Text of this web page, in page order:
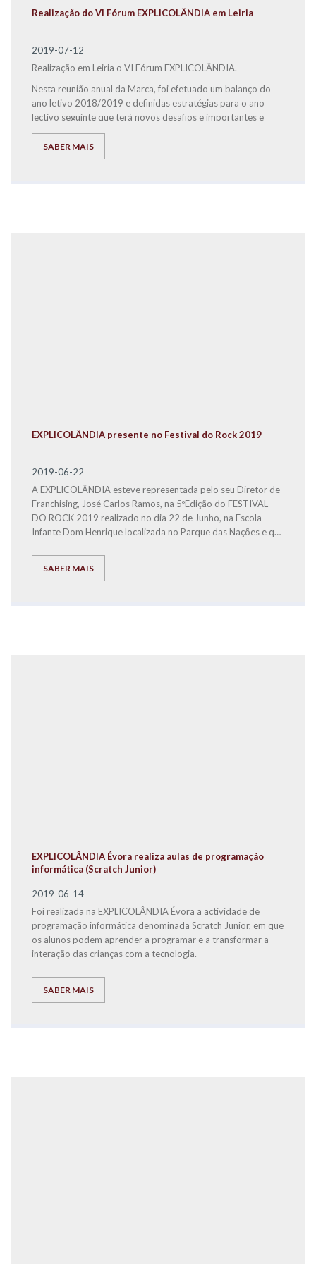
Realização do VI Fórum EXPLICOLÂNDIA em Leiria
2019-07-12
Realização em Leiria o VI Fórum EXPLICOLÂNDIA.
Nesta reunião anual da Marca, foi efetuado um balanço do
ano letivo 2018/2019 e definidas estratégias para o ano
lectivo seguinte que terá novos desafios e importantes e
inovadoras alterações estruturais e de comunicação para a
EXPLICOLÂNDIA. De salientar a elevada resiliência,
capacidade de trabalho, qualidade e ambição de todos, para
SABER MAIS
EXPLICOLÂNDIA presente no Festival do Rock 2019
2019-06-22
A EXPLICOLÂNDIA esteve representada pelo seu Diretor de
Franchising, José Carlos Ramos, na 5ºEdição do FESTIVAL
DO ROCK 2019 realizado no dia 22 de Junho, na Escola
Infante Dom Henrique localizada no Parque das Nações e que
SABER MAIS
EXPLICOLÂNDIA Évora realiza aulas de programação
informática (Scratch Junior)
2019-06-14
Foi realizada na EXPLICOLÂNDIA Évora a actividade de
programação informática denominada Scratch Junior, em que
os alunos podem aprender a programar e a transformar a
interação das crianças com a tecnologia.
SABER MAIS